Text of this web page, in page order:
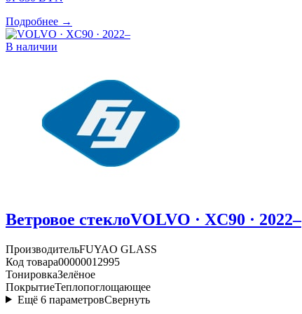
Подробнее →
В наличии
Ветровое стеклоVOLVO · XC90 · 2022–
ПроизводительFUYAO GLASS
Код товара00000012995
ТонировкаЗелёное
ПокрытиеТеплопоглощающее
Ещё 6 параметровСвернуть